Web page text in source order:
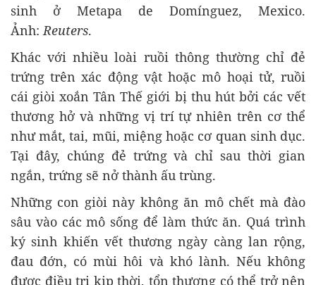
sinh ở Metapa de Domínguez, Mexico.
Ảnh:Reuters.
Khác với nhiều loài ruồi thông thường chỉ đẻ
trứng trên xác động vật hoặc mô hoại tử, ruồi
cái giòi xoắn Tân Thế giới bị thu hút bởi các vết
thương hở và những vị trí tự nhiên trên cơ thể
như mắt, tai, mũi, miệng hoặc cơ quan sinh dục.
Tại đây, chúng đẻ trứng và chỉ sau thời gian
ngắn, trứng sẽ nở thành ấu trùng.
Những con giòi này không ăn mô chết mà đào
sâu vào các mô sống để làm thức ăn. Quá trình
ký sinh khiến vết thương ngày càng lan rộng,
đau đớn, có mùi hôi và khó lành. Nếu không
được điều trị kịp thời, tổn thương có thể trở nên